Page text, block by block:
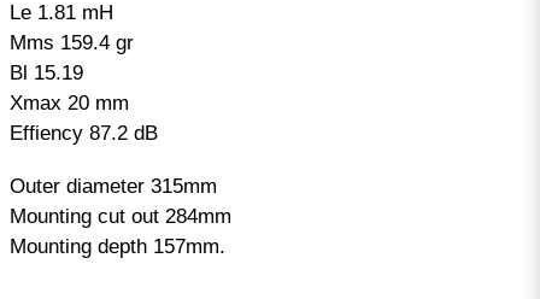
Le 1.81 mH
Mms 159.4 gr
Bl 15.19
Xmax 20 mm
Effiency 87.2 dB
Outer diameter 315mm
Mounting cut out 284mm
Mounting depth 157mm.